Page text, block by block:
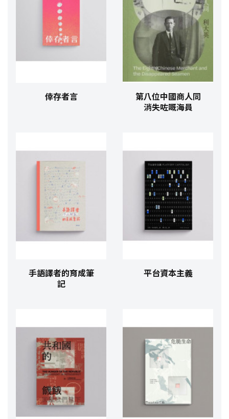
倖存者言
第八位中國商人同
消失咗嘅海員
手語譯者的育成筆
記
平台資本主義